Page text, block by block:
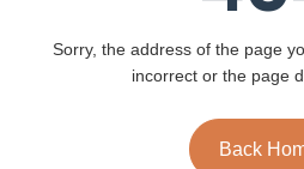
Sorry, the address of the page
incorrect or the page
Back